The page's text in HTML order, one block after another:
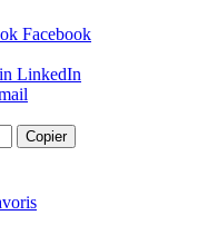
Facebook
LinkedIn
Copier